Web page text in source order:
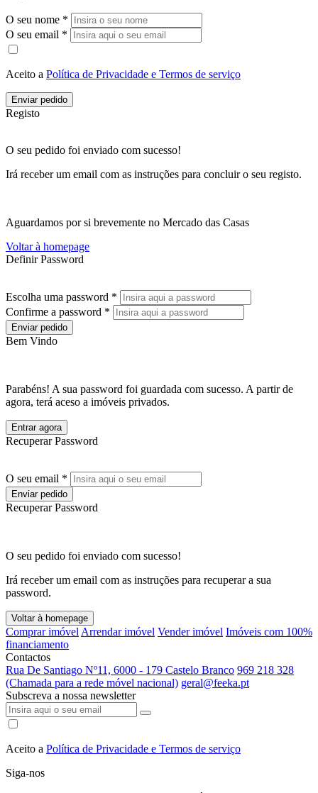
O seu nome *
O seu email *
Aceito a Política de Privacidade e Termos de serviço
Enviar pedido
Registo
O seu pedido foi enviado com sucesso!
Irá receber um email com as instruções para concluir o seu registo.
Aguardamos por si brevemente no Mercado das Casas
Voltar à homepage
Definir Password
Escolha uma password *
Confirme a password *
Enviar pedido
Bem Vindo
Parabéns! A sua password foi guardada com sucesso. A partir de
agora, terá aceso a imóveis privados.
Entrar agora
Recuperar Password
O seu email *
Enviar pedido
Recuperar Password
O seu pedido foi enviado com sucesso!
Irá receber um email com as instruções para recuperar a sua
password.
Voltar à homepage
Comprar imóvel Arrendar imóvel Vender imóvel Imóveis com 100%
financiamento
Contactos
Rua De Santiago Nº11, 6000 - 179 Castelo Branco 969 218 328
(Chamada para a rede móvel nacional) geral@feeka.pt
Subscreva a nossa newsletter
Aceito a Política de Privacidade e Termos de serviço
Siga-nos